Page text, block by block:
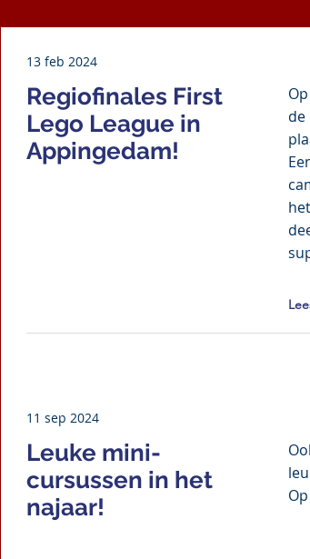
13 feb 2024
Regiofinales First
Lego League in
Appingedam!
de
11 sep 2024
Leuke mini-
cursussen in het
najaar!